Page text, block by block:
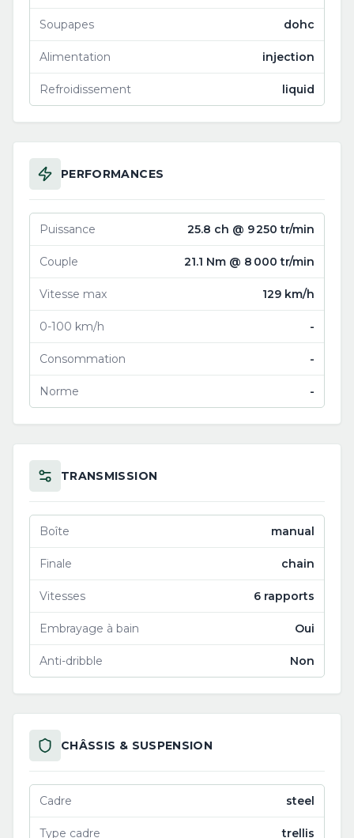
Soupapes dohc
Alimentation injection
Refroidissement liquid
PERFORMANCES
Puissance 25.8 ch @ 9 250 tr/min
Couple 21.1 Nm @ 8 000 tr/min
Vitesse max 129 km/h
0-100 km/h -
Consommation -
Norme -
TRANSMISSION
Boîte manual
Finale chain
Vitesses 6 rapports
Embrayage à bain Oui
Anti-dribble Non
CHÂSSIS & SUSPENSION
Cadre steel
Type cadre trellis